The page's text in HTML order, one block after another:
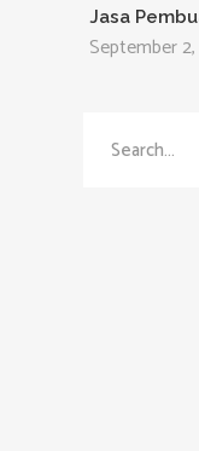
Jasa
September